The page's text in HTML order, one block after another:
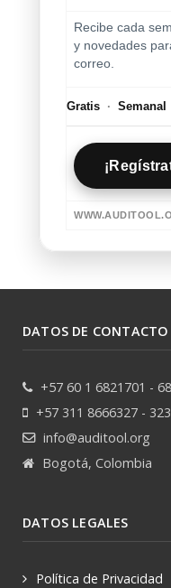
Recibe cada
y novedades
correo.
Gratis · Semanal
DATOS DE CONTACTO
+57 60 1 6821701 -
+57 311 8666327 -
info@auditool.org
Bogotá, Colombia
DATOS LEGALES
Política de Privacidad